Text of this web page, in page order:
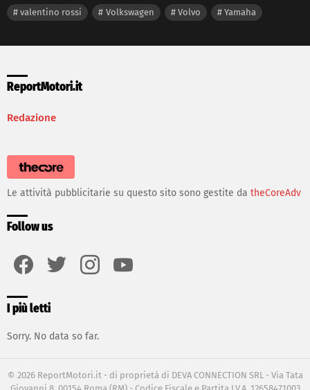
valentino rossi
Volkswagen Volvo Yamaha
ReportMotori.it
Redazione
Le attività pubblicitarie su questo sito sono gestite da theCoreAdv
Follow us
I più letti
Sorry. No data so far.
© 2026 ReportMotori.it - di proprietà di DEVA CONNECTION SRL - Via Tata